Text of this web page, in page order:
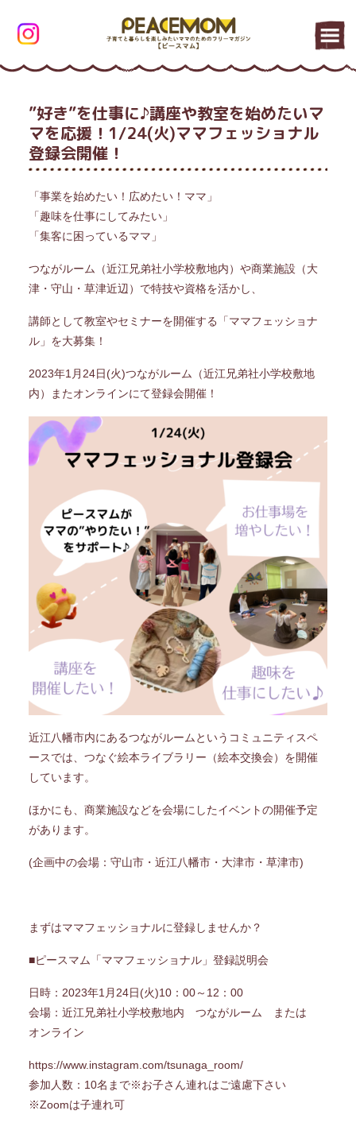
”好き”を仕事に♪講座や教室を始めたいマ
マを応援！1/24(火)ママフェッショナル
登録会開催！
「事業を始めたい！広めたい！ママ」
「趣味を仕事にしてみたい」
「集客に困っているママ」
つながルーム（近江兄弟社小学校敷地内）や商業施設（大
津・守山・草津近辺）で特技や資格を活かし、
講師として教室やセミナーを開催する「ママフェッショナ
ル」を大募集！
2023年1月24日(火)つながルーム（近江兄弟社小学校敷地
内）またオンラインにて登録会開催！
近江八幡市内にあるつながルームというコミュニティスペ
ースでは、つなぐ絵本ライブラリー（絵本交換会）を開催
しています。
ほかにも、商業施設などを会場にしたイベントの開催予定
があります。
(企画中の会場：守山市・近江八幡市・大津市・草津市)
まずはママフェッショナルに登録しませんか？
■ピースマム「ママフェッショナル」登録説明会
日時：2023年1月24日(火)10：00～12：00
会場：近江兄弟社小学校敷地内 つながルーム または
オンライン
https://www.instagram.com/tsunaga_room/
参加人数：10名まで※お子さん連れはご遠慮下さい
※Zoomは子連れ可